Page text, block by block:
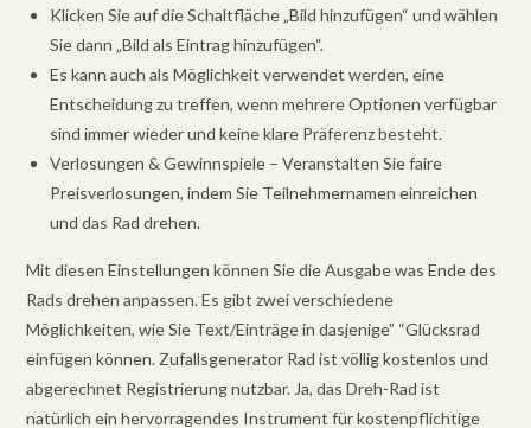
Klicken Sie auf die Schaltfläche „Bild hinzufügen“ und wählen
Sie dann „Bild als Eintrag hinzufügen“.
Es kann auch als Möglichkeit verwendet werden, eine
Entscheidung zu treffen, wenn mehrere Optionen verfügbar
sind immer wieder und keine klare Präferenz besteht.
Verlosungen & Gewinnspiele – Veranstalten Sie faire
Preisverlosungen, indem Sie Teilnehmernamen einreichen
und das Rad drehen.
Mit diesen Einstellungen können Sie die Ausgabe was Ende des
Rads drehen anpassen. Es gibt zwei verschiedene
Möglichkeiten, wie Sie Text/Einträge in dasjenige” “Glücksrad
einfügen können. Zufallsgenerator Rad ist völlig kostenlos und
abgerechnet Registrierung nutzbar. Ja, das Dreh-Rad ist
natürlich ein hervorragendes Instrument für kostenpflichtige